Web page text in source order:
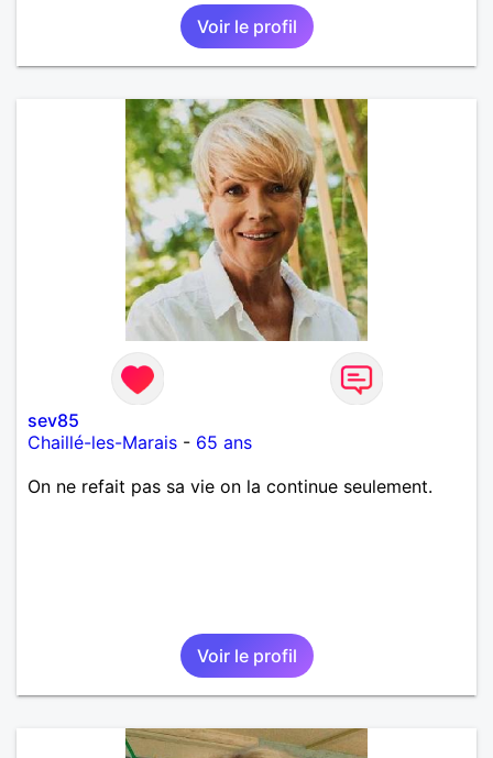
Voir le profil
sev85
Chaillé-les-Marais - 65 ans
On ne refait pas sa vie on la continue seulement.
Voir le profil